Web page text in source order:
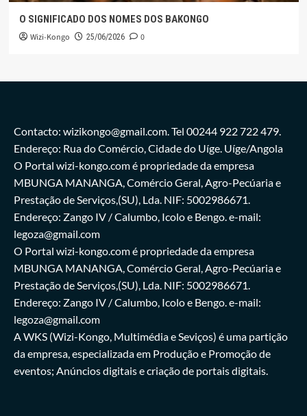
O SIGNIFICADO DOS NOMES DOS BAKONGO
Wizi-Kongo 25/06/2026 0
Contacto: wizikongo@gmail.com. Tel 00244 922 722 479.
Endereço: Rua do Comércio, Cidade do Uíge. Uíge/Angola
O Portal wizi-kongo.com é propriedade da empresa
MBUNGA MANANGA, Comércio Geral, Agro-Pecúaria e
Prestação de Serviços,(SU), Lda. NIF: 5002986671.
Endereço: Zango IV / Calumbo, Icolo e Bengo. e-mail:
legoza@gmail.com
O Portal wizi-kongo.com é propriedade da empresa
MBUNGA MANANGA, Comércio Geral, Agro-Pecúaria e
Prestação de Serviços,(SU), Lda. NIF: 5002986671.
Endereço: Zango IV / Calumbo, Icolo e Bengo. e-mail:
legoza@gmail.com
A WKS (Wizi-Kongo, Multimédia e Seviços) é uma partição
da empresa, especializada em Produção e Promoção de
eventos; Anúncios digitais e criação de portais digitais.